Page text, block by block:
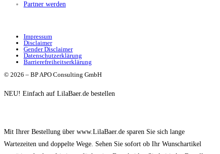
Partner werden
Impressum
Disclaimer
Gender Disclaimer
Datenschutzerklärung
Barrierefreiheitserklärung
© 2026 – BP APO Consulting GmbH
NEU! Einfach auf LilaBaer.de bestellen
Mit Ihrer Bestellung über www.LilaBaer.de sparen Sie sich lange
Wartezeiten und doppelte Wege. Sehen Sie sofort ob Ihr Wunschartikel